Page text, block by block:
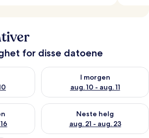
for disse datoene
i kveld, aug. 9 - aug. 10
I morgen
aug. 10 - aug. 11
Sjekk tilgjengelighet for i
denne helgen, aug. 14 - aug. 16
Neste helg
aug. 21 - aug. 23
Sjekk tilgjengelighet for